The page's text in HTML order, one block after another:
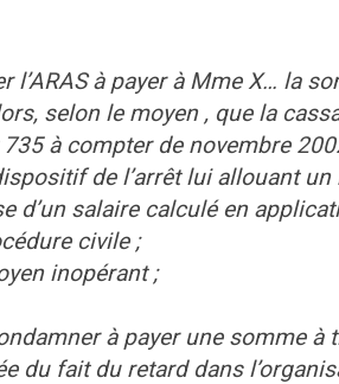
à payer à Mme X… la
selon le moyen , que la
à compter de novembre
de l’arrêt lui allouant un
d’un salaire calculé en
civile ;
inopérant ;
à payer une somme à
du fait du retard dans